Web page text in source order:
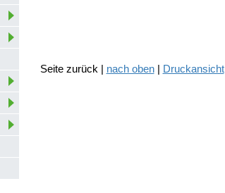
Seite zurück | nach oben| Druckansicht